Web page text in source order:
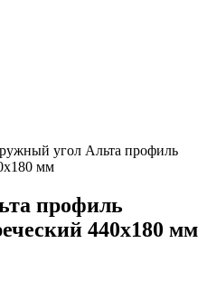
угол Альта профиль
мм
профиль
440х180 мм